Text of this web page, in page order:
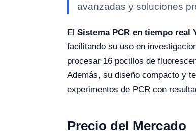
avanzadas y soluciones
El Sistema PCR en tiempo real
facilitando su uso en
procesar 16 pocillos de
Además, su diseño compacto y
experimentos de PCR con
Precio del Mercado